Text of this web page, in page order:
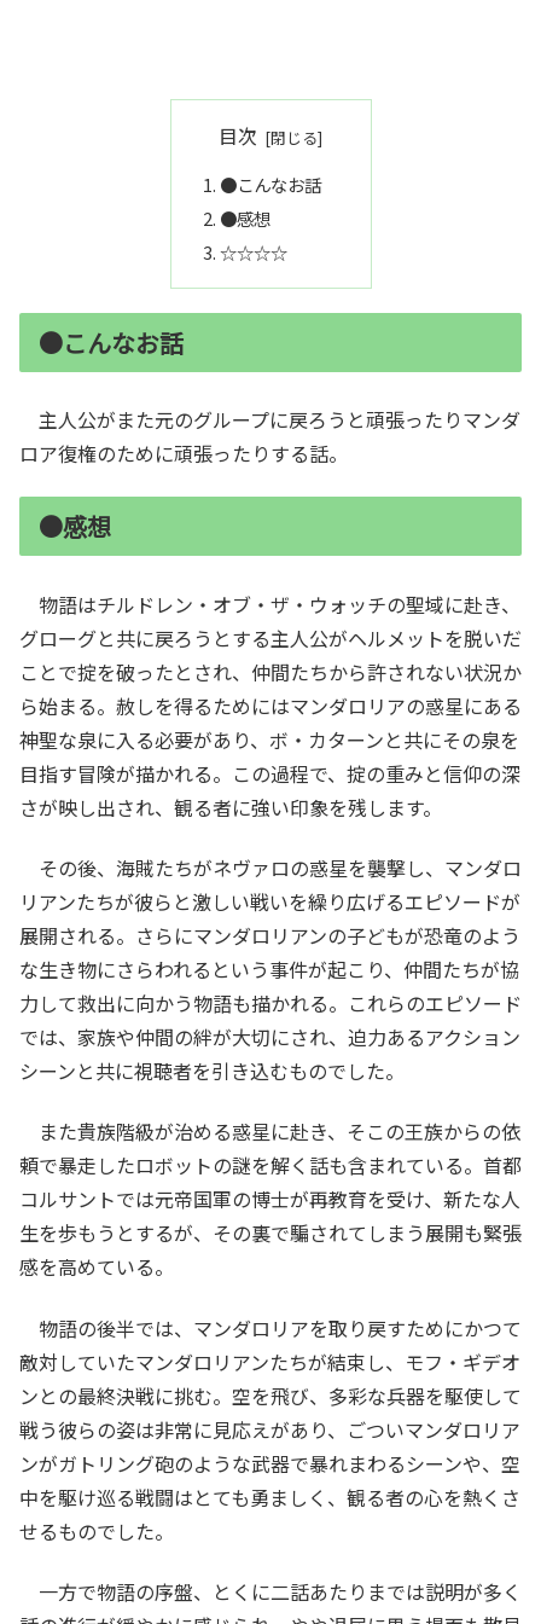
目次
●こんなお話
●感想
☆☆☆☆
●こんなお話
主人公がまた元のグループに戻ろうと頑張ったりマンダ
ロア復権のために頑張ったりする話。
●感想
物語はチルドレン・オブ・ザ・ウォッチの聖域に赴き、
グローグと共に戻ろうとする主人公がヘルメットを脱いだ
ことで掟を破ったとされ、仲間たちから許されない状況か
ら始まる。赦しを得るためにはマンダロリアの惑星にある
神聖な泉に入る必要があり、ボ・カターンと共にその泉を
目指す冒険が描かれる。この過程で、掟の重みと信仰の深
さが映し出され、観る者に強い印象を残します。
その後、海賊たちがネヴァロの惑星を襲撃し、マンダロ
リアンたちが彼らと激しい戦いを繰り広げるエピソードが
展開される。さらにマンダロリアンの子どもが恐竜のよう
な生き物にさらわれるという事件が起こり、仲間たちが協
力して救出に向かう物語も描かれる。これらのエピソード
では、家族や仲間の絆が大切にされ、迫力あるアクション
シーンと共に視聴者を引き込むものでした。
また貴族階級が治める惑星に赴き、そこの王族からの依
頼で暴走したロボットの謎を解く話も含まれている。首都
コルサントでは元帝国軍の博士が再教育を受け、新たな人
生を歩もうとするが、その裏で騙されてしまう展開も緊張
感を高めている。
物語の後半では、マンダロリアを取り戻すためにかつて
敵対していたマンダロリアンたちが結束し、モフ・ギデオ
ンとの最終決戦に挑む。空を飛び、多彩な兵器を駆使して
戦う彼らの姿は非常に見応えがあり、ごついマンダロリア
ンがガトリング砲のような武器で暴れまわるシーンや、空
中を駆け巡る戦闘はとても勇ましく、観る者の心を熱くさ
せるものでした。
一方で物語の序盤、とくに二話あたりまでは説明が多く